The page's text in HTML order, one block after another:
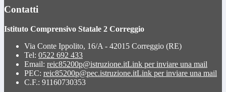
Contatti
Istituto Comprensivo Statale 2 Correggio
Via Conte Ippolito, 16/A - 42015 Correggio (RE)
Tel: 0522 692 433
Email: reic85200p@istruzione.itLink per inviare una mail
PEC: reic85200p@pec.istruzione.itLink per inviare una mail
C.F.: 91160730353